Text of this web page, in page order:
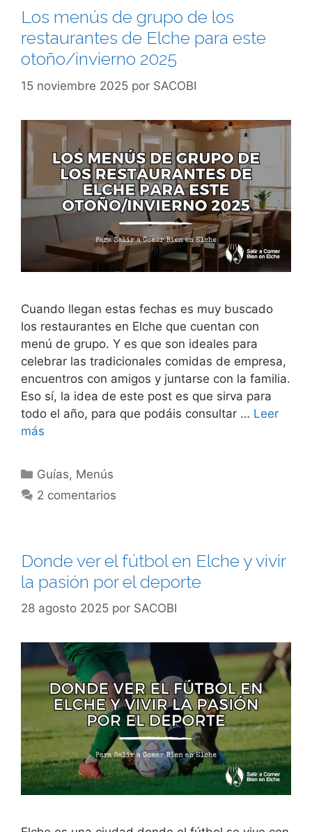
Los menús de grupo de los
restaurantes de Elche para este
otoño/invierno 2025
15 noviembre 2025 por SACOBI
Cuando llegan estas fechas es muy buscado
los restaurantes en Elche que cuentan con
menú de grupo. Y es que son ideales para
celebrar las tradicionales comidas de empresa,
encuentros con amigos y juntarse con la familia.
Eso sí, la idea de este post es que sirva para
todo el año, para que podáis consultar … Leer
más
Categorías
Guías, Menús
2 comentarios
Donde ver el fútbol en Elche y vivir
la pasión por el deporte
28 agosto 2025 por SACOBI